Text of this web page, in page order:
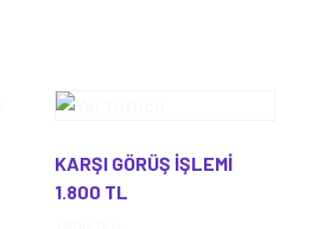
KARŞI GÖRÜŞ İŞLEMİ
1.800 TL